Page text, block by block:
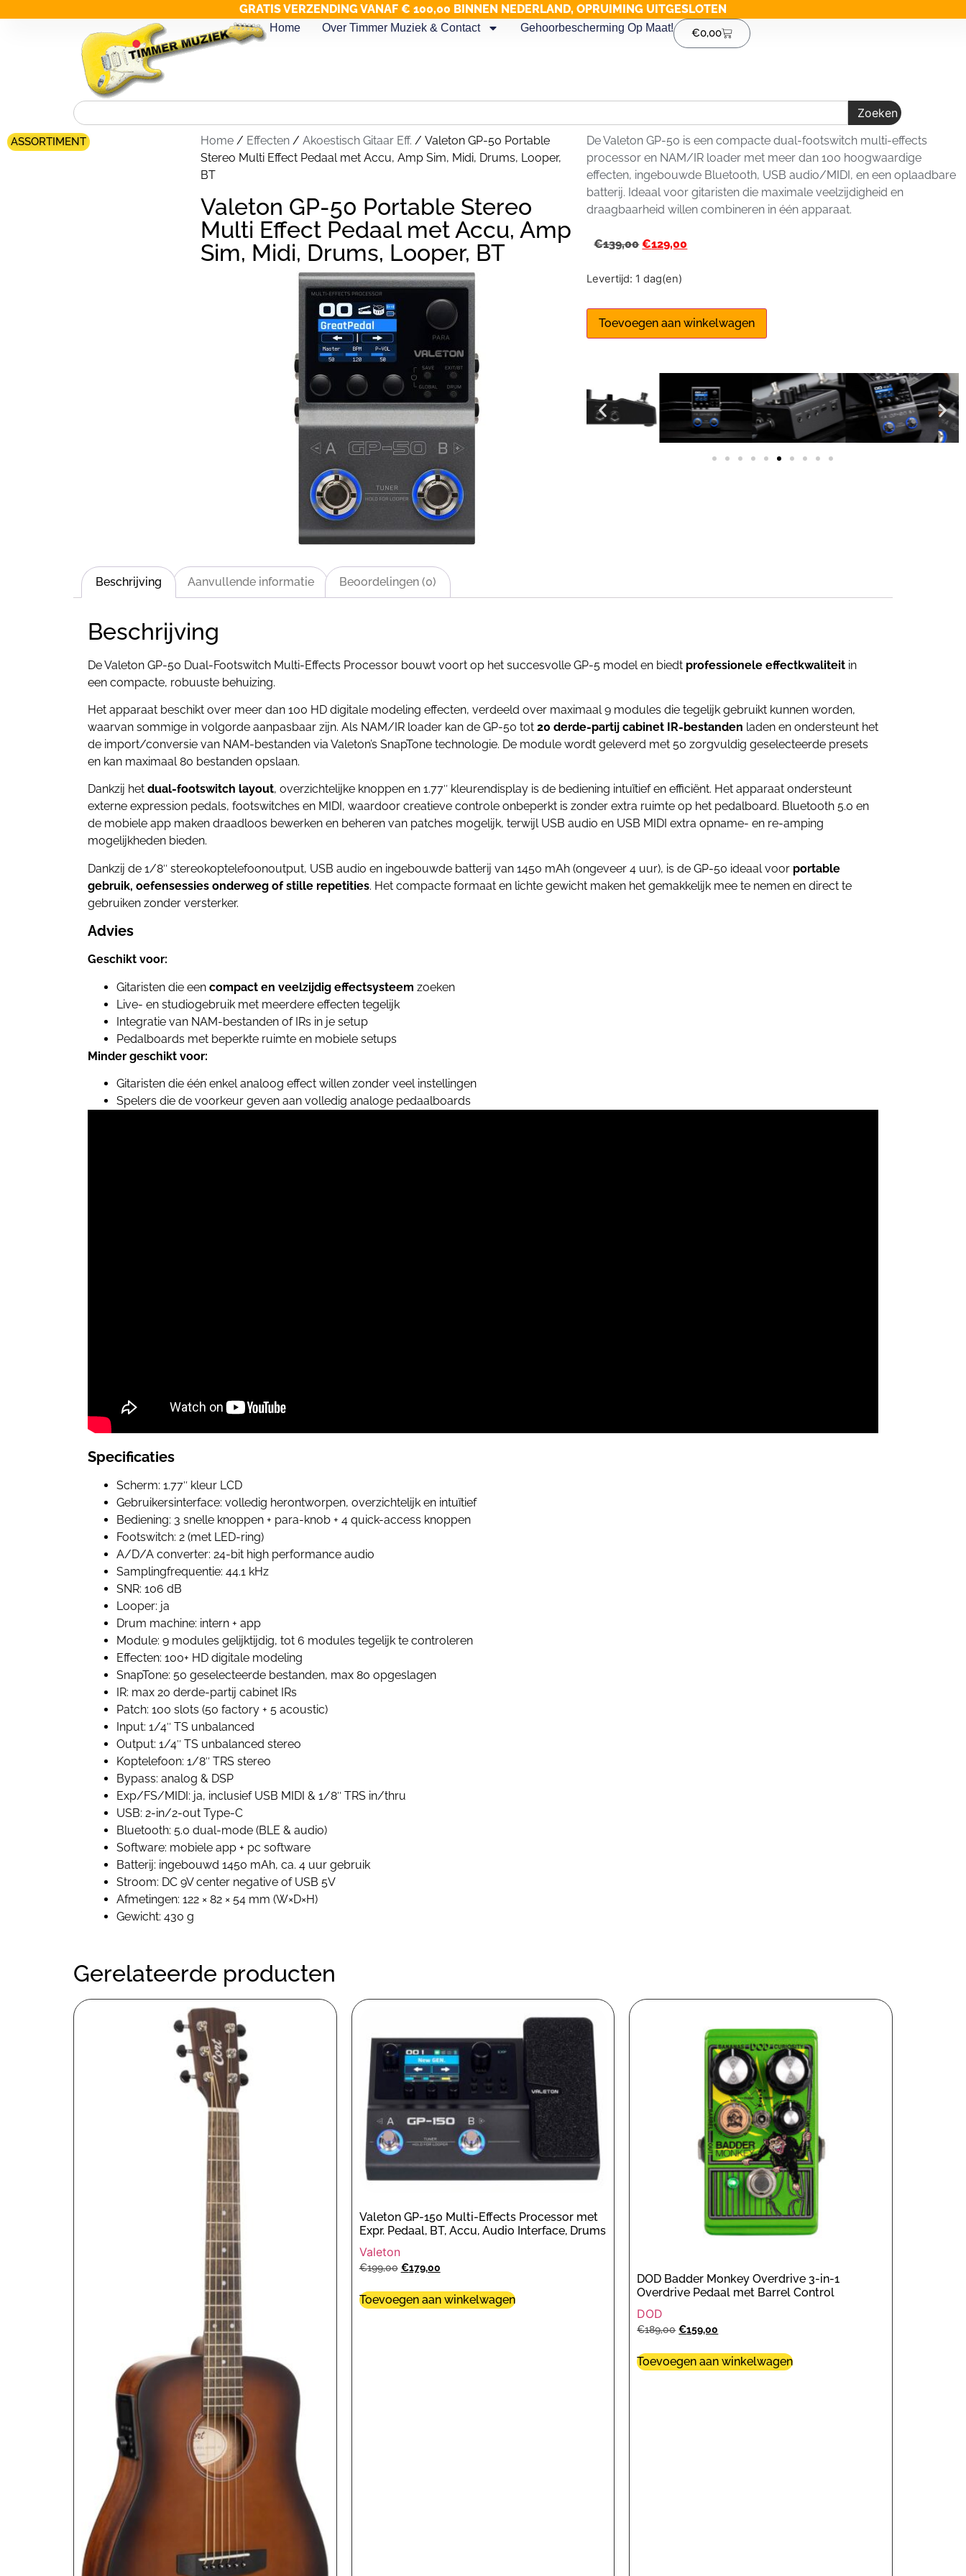
GRATIS VERZENDING VANAF € 100,00 BINNEN NEDERLAND, OPRUIMING UITGESLOTEN
Home Over Timmer Muziek & Contact Gehoorbescherming Op Maat! €0,00
Zoeken
ASSORTIMENT Home/ Effecten/ Akoestisch Gitaar Eff. / Valeton GP-50 Portable
Stereo Multi Effect Pedaal met Accu, Amp Sim, Midi, Drums, Looper,
BT
Valeton GP-50 Portable Stereo
Multi Effect Pedaal met Accu, Amp
Sim, Midi, Drums, Looper, BT
De Valeton GP-50 is een compacte dual-footswitch multi-effects
processor en NAM/IR loader met meer dan 100 hoogwaardige
effecten, ingebouwde Bluetooth, USB audio/MIDI, en een oplaadbare
batterij. Ideaal voor gitaristen die maximale veelzijdigheid en
draagbaarheid willen combineren in één apparaat.
€139,00 €129,00
Levertijd: 1 dag(en)
Toevoegen aan winkelwagen
Beschrijving Aanvullende informatie Beoordelingen (0)
Beschrijving
De Valeton GP-50 Dual-Footswitch Multi-Effects Processor bouwt voort op het succesvolle GP-5 model en biedt professionele effectkwaliteit in
een compacte, robuuste behuizing.
Het apparaat beschikt over meer dan 100 HD digitale modeling effecten, verdeeld over maximaal 9 modules die tegelijk gebruikt kunnen worden,
waarvan sommige in volgorde aanpasbaar zijn. Als NAM/IR loader kan de GP-50 tot 20 derde-partij cabinet IR-bestanden laden en ondersteunt het
de import/conversie van NAM-bestanden via Valeton’s SnapTone technologie. De module wordt geleverd met 50 zorgvuldig geselecteerde presets
en kan maximaal 80 bestanden opslaan.
Dankzij het dual-footswitch layout, overzichtelijke knoppen en 1.77″ kleurendisplay is de bediening intuïtief en efficiënt. Het apparaat ondersteunt
externe expression pedals, footswitches en MIDI, waardoor creatieve controle onbeperkt is zonder extra ruimte op het pedalboard. Bluetooth 5.0 en
de mobiele app maken draadloos bewerken en beheren van patches mogelijk, terwijl USB audio en USB MIDI extra opname- en re-amping
mogelijkheden bieden.
Dankzij de 1/8″ stereokoptelefoonoutput, USB audio en ingebouwde batterij van 1450 mAh (ongeveer 4 uur), is de GP-50 ideaal voor portable
gebruik, oefensessies onderweg of stille repetities. Het compacte formaat en lichte gewicht maken het gemakkelijk mee te nemen en direct te
gebruiken zonder versterker.
Advies
Geschikt voor:
Gitaristen die een compact en veelzijdig effectsysteem zoeken
Live- en studiogebruik met meerdere effecten tegelijk
Integratie van NAM-bestanden of IRs in je setup
Pedalboards met beperkte ruimte en mobiele setups
Minder geschikt voor:
Gitaristen die één enkel analoog effect willen zonder veel instellingen
Spelers die de voorkeur geven aan volledig analoge pedaalboards
Specificaties
Scherm: 1.77″ kleur LCD
Gebruikersinterface: volledig herontworpen, overzichtelijk en intuïtief
Bediening: 3 snelle knoppen + para-knob + 4 quick-access knoppen
Footswitch: 2 (met LED-ring)
A/D/A converter: 24-bit high performance audio
Samplingfrequentie: 44.1 kHz
SNR: 106 dB
Looper: ja
Drum machine: intern + app
Module: 9 modules gelijktijdig, tot 6 modules tegelijk te controleren
Effecten: 100+ HD digitale modeling
SnapTone: 50 geselecteerde bestanden, max 80 opgeslagen
IR: max 20 derde-partij cabinet IRs
Patch: 100 slots (50 factory + 5 acoustic)
Input: 1/4″ TS unbalanced
Output: 1/4″ TS unbalanced stereo
Koptelefoon: 1/8″ TRS stereo
Bypass: analog & DSP
Exp/FS/MIDI: ja, inclusief USB MIDI & 1/8″ TRS in/thru
USB: 2-in/2-out Type-C
Bluetooth: 5.0 dual-mode (BLE & audio)
Software: mobiele app + pc software
Batterij: ingebouwd 1450 mAh, ca. 4 uur gebruik
Stroom: DC 9V center negative of USB 5V
Afmetingen: 122 × 82 × 54 mm (W×D×H)
Gewicht: 430 g
Gerelateerde producten
Valeton GP-150 Multi-Effects Processor met
Expr. Pedaal, BT, Accu, Audio Interface, Drums
Valeton
€199,00 €179,00
Toevoegen aan winkelwagen
DOD Badder Monkey Overdrive 3-in-1
Overdrive Pedaal met Barrel Control
DOD
€189,00 €159,00
Toevoegen aan winkelwagen